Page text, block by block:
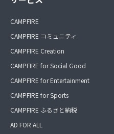
CAMPFIRE
CAMPFIRE コミュニティ
CAMPFIRE Creation
CAMPFIRE for Social Good
CAMPFIRE for Entertainment
CAMPFIRE for Sports
CAMPFIRE ふるさと納税
AD FOR ALL